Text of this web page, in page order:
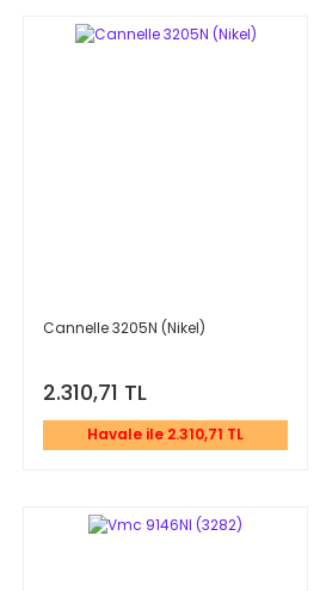
Cannelle 3205N (Nikel)
2.310,71 TL
Havale ile 2.310,71 TL